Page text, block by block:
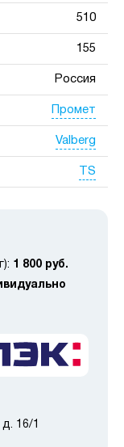
510
155
Россия
Промет
Valberg
TS
1 800 руб.
16/1